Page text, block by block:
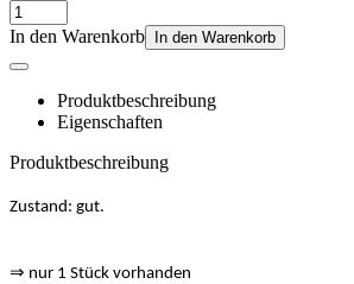
In den Warenkorb In den Warenkorb
Produktbeschreibung
Eigenschaften
Produktbeschreibung
Zustand: gut.
⇒ nur 1 Stück vorhanden